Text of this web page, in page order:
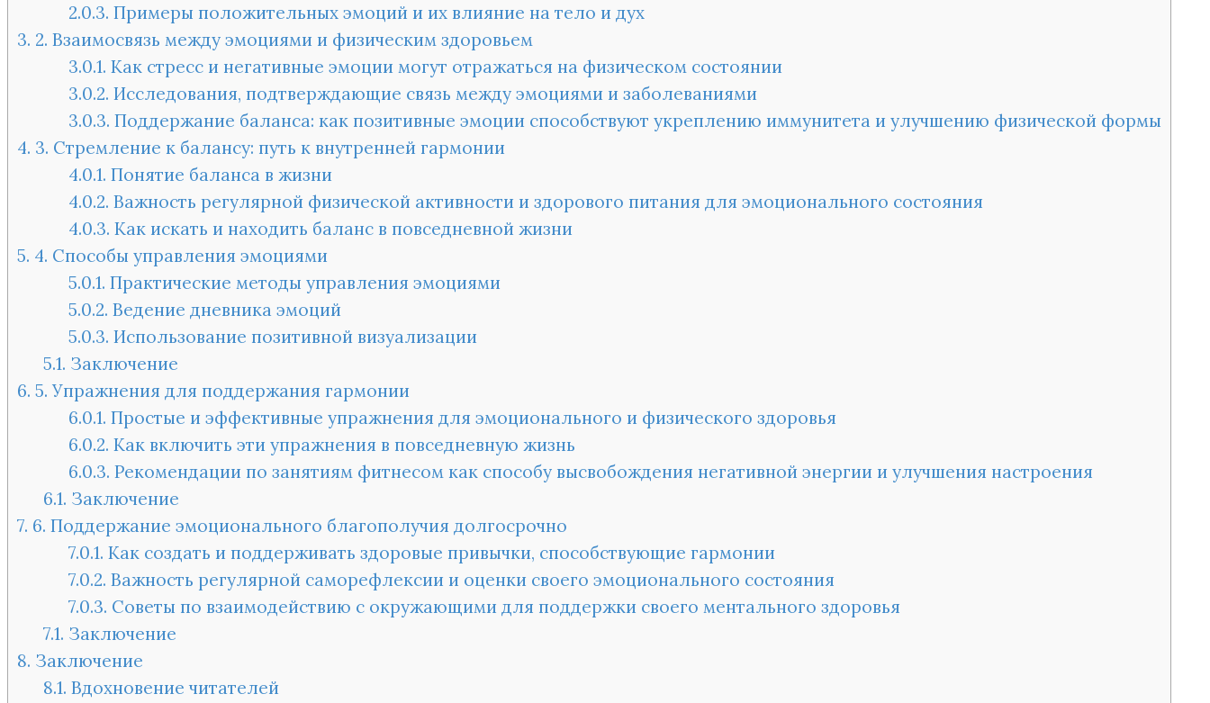
2.0.3. Примеры положительных эмоций и их влияние на тело и дух
3. 2. Взаимосвязь между эмоциями и физическим здоровьем
3.0.1. Как стресс и негативные эмоции могут отражаться на физическом состоянии
3.0.2. Исследования, подтверждающие связь между эмоциями и заболеваниями
3.0.3. Поддержание баланса: как позитивные эмоции способствуют укреплению иммунитета и улучшению физической формы
4. 3. Стремление к балансу: путь к внутренней гармонии
4.0.1. Понятие баланса в жизни
4.0.2. Важность регулярной физической активности и здорового питания для эмоционального состояния
4.0.3. Как искать и находить баланс в повседневной жизни
5. 4. Способы управления эмоциями
5.0.1. Практические методы управления эмоциями
5.0.2. Ведение дневника эмоций
5.0.3. Использование позитивной визуализации
5.1. Заключение
6. 5. Упражнения для поддержания гармонии
6.0.1. Простые и эффективные упражнения для эмоционального и физического здоровья
6.0.2. Как включить эти упражнения в повседневную жизнь
6.0.3. Рекомендации по занятиям фитнесом как способу высвобождения негативной энергии и улучшения настроения
6.1. Заключение
7. 6. Поддержание эмоционального благополучия долгосрочно
7.0.1. Как создать и поддерживать здоровые привычки, способствующие гармонии
7.0.2. Важность регулярной саморефлексии и оценки своего эмоционального состояния
7.0.3. Советы по взаимодействию с окружающими для поддержки своего ментального здоровья
7.1. Заключение
8. Заключение
8.1. Вдохновение читателей